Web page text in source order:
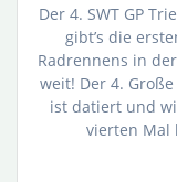
Der 4. SWT GP
gibt’s die
Radrennens in
weit! Der 4.
ist datiert und
vierten Mal